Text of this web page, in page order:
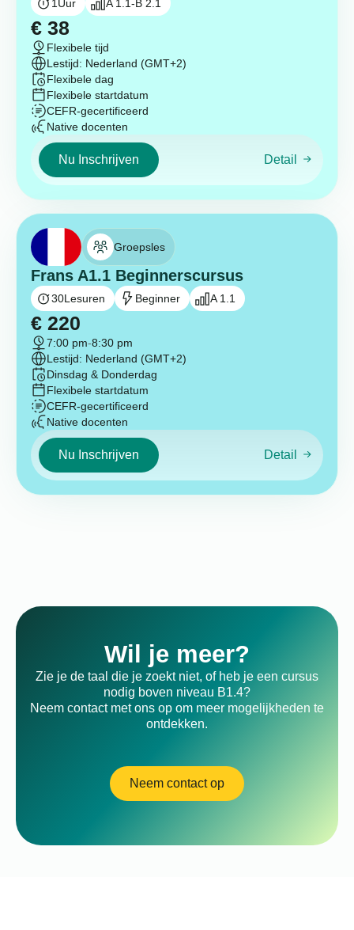
1 Uur A 1.1-B 2.1
€ 38
Flexibele tijd
Lestijd: Nederland (GMT+2)
Flexibele dag
Flexibele startdatum
CEFR-gecertificeerd
Native docenten
Nu Inschrijven Detail
Groepsles
Frans A1.1 Beginnerscursus
30Lesuren Beginner A 1.1
€ 220
7:00 pm-8:30 pm
Lestijd: Nederland (GMT+2)
Dinsdag & Donderdag
Flexibele startdatum
CEFR-gecertificeerd
Native docenten
Nu Inschrijven Detail
Wil je meer?
Zie je de taal die je zoekt niet, of heb je een cursus
nodig boven niveau B1.4?
Neem contact met ons op om meer mogelijkheden te
ontdekken.
Neem contact op